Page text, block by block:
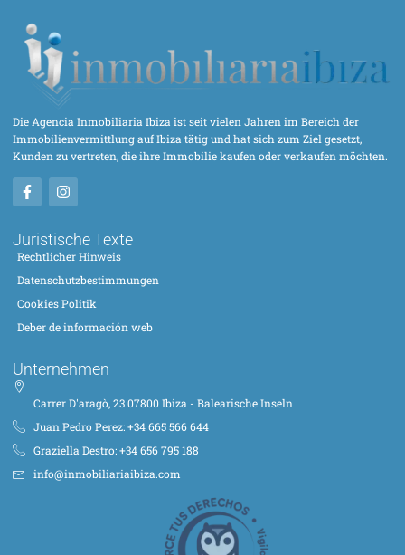
Die Agencia Inmobiliaria Ibiza ist seit vielen Jahren im Bereich der
Immobilienvermittlung auf Ibiza tätig und hat sich zum Ziel gesetzt,
Kunden zu vertreten, die ihre Immobilie kaufen oder verkaufen möchten.
Juristische Texte
Rechtlicher Hinweis
Datenschutzbestimmungen
Cookies Politik
Deber de información web
Unternehmen
Carrer D'aragò, 23 07800 Ibiza - Balearische Inseln
Juan Pedro Perez: +34 665 566 644
Graziella Destro: +34 656 795 188
info@inmobiliariaibiza.com